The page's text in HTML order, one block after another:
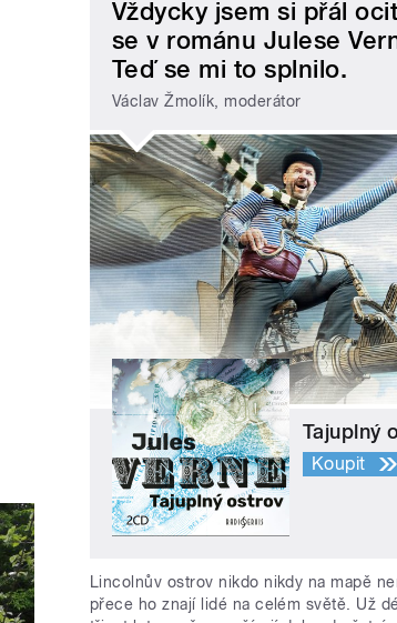
Vždycky jsem si přál
se v románu Julese
Teď se mi to splnilo.
Václav Žmolík, moderátor
Tajuplný
Koupit
Lincolnův ostrov nikdo nikdy na mapě
přece ho znají lidé na celém světě. Už